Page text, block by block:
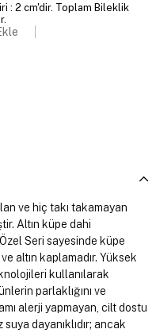
: 2 cm'dir. Toplam Bileklik
ve hiç takı takamayan
Altın küpe dahi
Seri sayesinde küpe
altın kaplamadır. Yüksek
kullanılarak
parlaklığını ve
alerji yapmayan, cilt dostu
dayanıklıdır; ancak